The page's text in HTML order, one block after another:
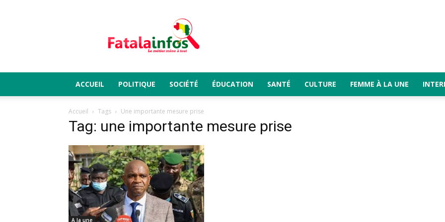
Fatalainfos
ACCUEIL POLITIQUE SOCIÉTÉ ÉDUCATION SANTÉ CULTURE FEMME À LA UNE
Accueil Tags Une importante mesure prise
Tag: une importante mesure prise
A la une